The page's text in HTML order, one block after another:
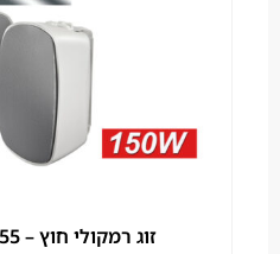
זוג רמקולי חוץ – HARMONY YE55